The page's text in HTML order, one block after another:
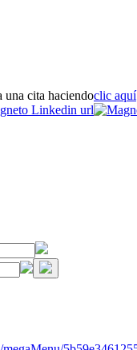
una cita haciendoclic aquí